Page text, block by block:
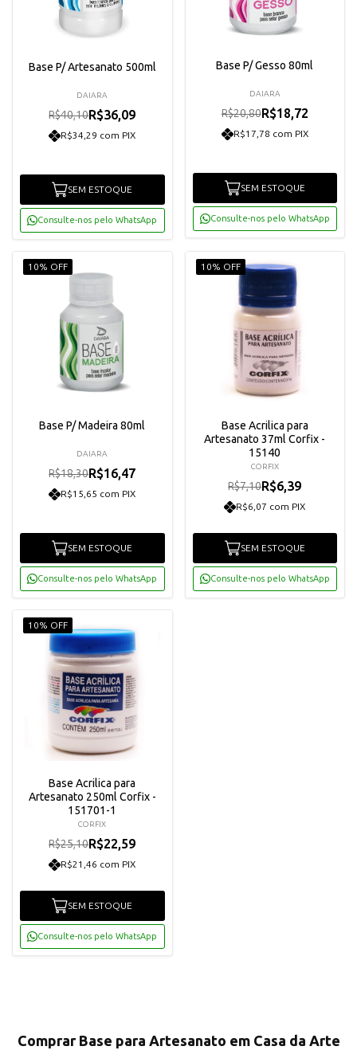
Base P/ Artesanato 500ml
DAIARA
R$40,10R$36,09
R$34,29 com PIX
SEM ESTOQUE
Consulte-nos pelo WhatsApp
Base P/ Gesso 80ml
DAIARA
R$20,80R$18,72
R$17,78 com PIX
SEM ESTOQUE
Consulte-nos pelo WhatsApp
10% OFF
Base P/ Madeira 80ml
DAIARA
R$18,30R$16,47
R$15,65 com PIX
SEM ESTOQUE
Consulte-nos pelo WhatsApp
10% OFF
Base Acrilica para
Artesanato 37ml Corfix -
15140
CORFIX
R$7,10R$6,39
R$6,07 com PIX
SEM ESTOQUE
Consulte-nos pelo WhatsApp
10% OFF
Base Acrilica para
Artesanato 250ml Corfix -
151701-1
CORFIX
R$25,10R$22,59
R$21,46 com PIX
SEM ESTOQUE
Consulte-nos pelo WhatsApp
Comprar Base para Artesanato em Casa da Arte